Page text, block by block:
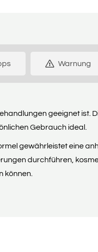
Warnung
geeignet ist.
Gebrauch ideal.
gewährleistet eine
durchführen,
können.